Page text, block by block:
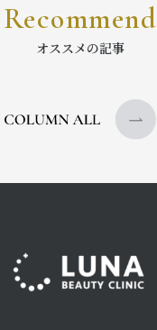
Recommend
オススメの記事